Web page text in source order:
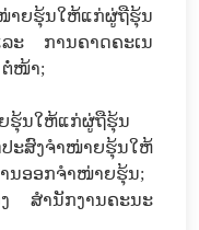
າຍຮຸ້ນ​ໃຫ້​ແກ່ຜູ່​ຖື​ຮຸ້ນ​
ະ ການຄາດ​ຄະ​ເນ
ຕໍ່ໜ້າ;
ຮຸ້ນ​ໃຫ້ແກ່ຜູ່ຖືຮຸ້ນ
ປະສົງຈໍາໜ່າຍຮຸ້ນໃຫ້
ນອອກຈໍາໜ່າຍຮຸ້ນ;
ງ ສຳນັກງານຄະນະ​